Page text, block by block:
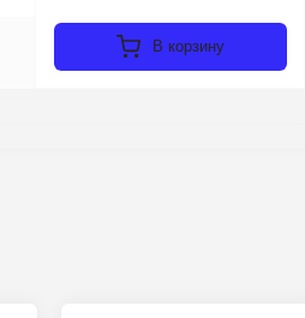
В корзину